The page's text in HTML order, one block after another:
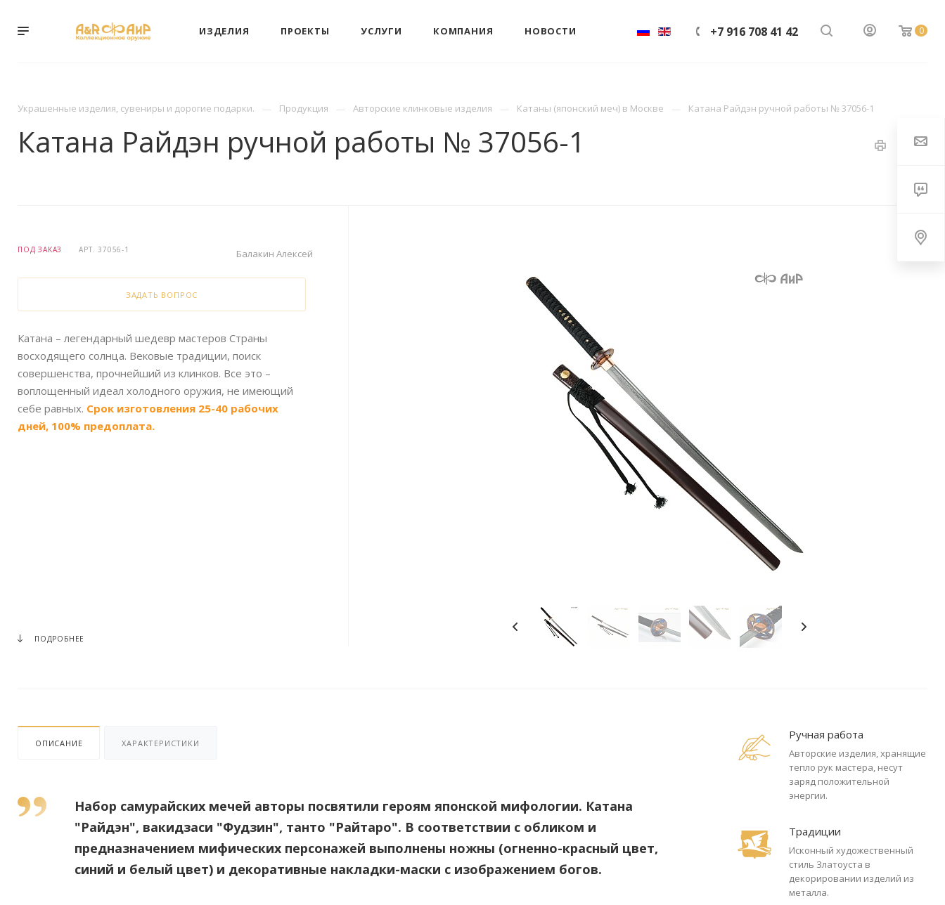
0
+7 916 708 41 42
ИЗДЕЛИЯ ПРОЕКТЫ УСЛУГИ КОМПАНИЯ НОВОСТИ
Украшенные изделия, сувениры и дорогие подарки. Продукция Авторские клинковые изделия Катаны (японский меч) в Москве Катана Райдэн ручной работы № 37056-1
Катана Райдэн ручной работы № 37056-1
ПОД ЗАКАЗ АРТ.37056-1 Балакин Алексей
ЗАДАТЬ ВОПРОС
Катана – легендарный шедевр мастеров Страны
восходящего солнца. Вековые традиции, поиск
совершенства, прочнейший из клинков. Все это –
воплощенный идеал холодного оружия, не имеющий
себе равных. Срок изготовления 25-40 рабочих
дней, 100% предоплата.
ПОДРОБНЕЕ
Ручная работа
Авторские изделия, хранящие
тепло рук мастера, несут
заряд положительной
энергии.
Традиции
Исконный художественный
стиль Златоуста в
декорировании изделий из
металла.
ОПИСАНИЕ ХАРАКТЕРИСТИКИ
Набор самурайских мечей авторы посвятили героям японской мифологии. Катана
"Райдэн", вакидзаси "Фудзин", танто "Райтаро". В соответствии с обликом и
предназначением мифических персонажей выполнены ножны (огненно-красный цвет,
синий и белый цвет) и декоративные накладки-маски с изображением богов.